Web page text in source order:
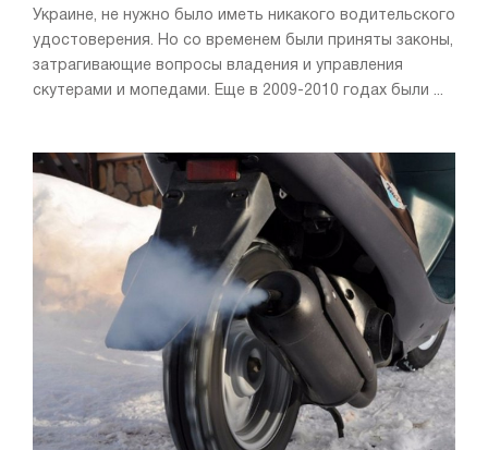
Украине, не нужно было иметь никакого водительского
удостоверения. Но со временем были приняты законы,
затрагивающие вопросы владения и управления
скутерами и мопедами. Еще в 2009-2010 годах были ...